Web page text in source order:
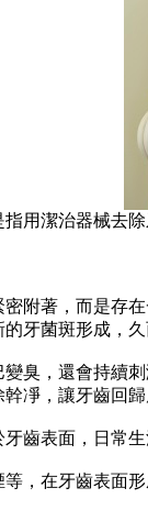
潔治器械去除
著，而是存在
牙菌斑形成，久
，還會持續刺
凈，讓牙齒回歸
表面，日常生
在牙齒表面形